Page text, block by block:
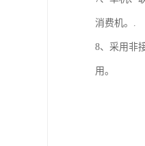
消费机。.
8、采用非
用。